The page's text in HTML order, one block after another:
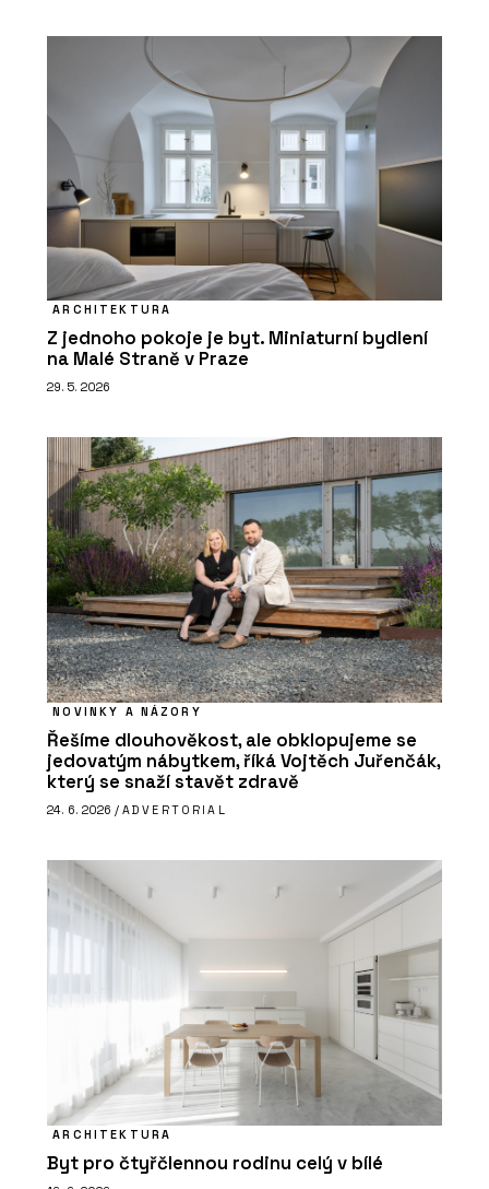
ARCHITEKTURA
Z jednoho pokoje je byt. Miniaturní bydlení
na Malé Straně v Praze
29. 5. 2026
NOVINKY A NÁZORY
Řešíme dlouhověkost, ale obklopujeme se
jedovatým nábytkem, říká Vojtěch Juřenčák,
který se snaží stavět zdravě
24. 6. 2026 / ADVERTORIAL
ARCHITEKTURA
Byt pro čtyřčlennou rodinu celý v bílé